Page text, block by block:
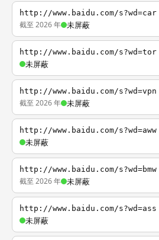
http://www.baidu.com/s?wd=car
截至 2026 年 未屏蔽
http://www.baidu.com/s?wd=tor
未屏蔽
http://www.baidu.com/s?wd=vpn
截至 2026 年 未屏蔽
http://www.baidu.com/s?wd=aww
未屏蔽
http://www.baidu.com/s?wd=bmw
截至 2026 年 未屏蔽
http://www.baidu.com/s?wd=ass
未屏蔽